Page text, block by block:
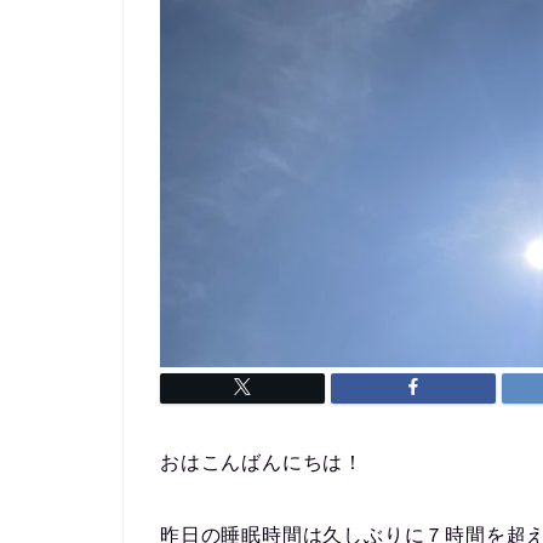
おはこんばんにちは！
昨日の睡眠時間は久しぶりに７時間を超